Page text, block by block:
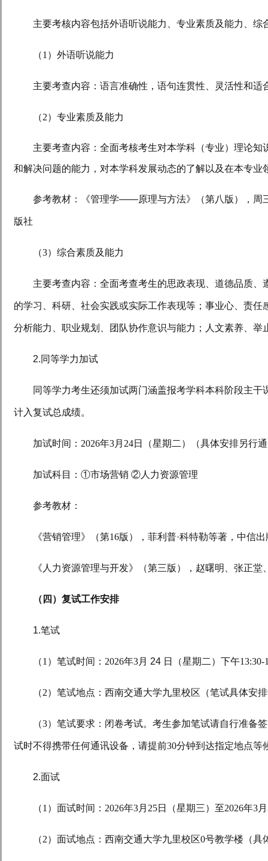
主要考核内容包括外语听说能力、专业素质及能力、综
（1 ）外语听说能力
主要考查内容：语言准确性，语句连贯性、灵活性和
（2）专业素质及能力
主要考查内容：全面考核考生对本学科（专业）理论
和解决问题的能力，对本学科发展动态的了解以及在本专业
参考教材：《管理学——原理与方法》（第八版），周
版社
（3）综合素质及能力
主要考查内容：全面考查考生的思政表现、道德品质
的学习、科研、社会实践或实际工作表现等；事业心、责
分析能力、职业规划、团队协作意识与能力；人文素养、举
2.同等学力加试
同等学力考生还须加试两门涵盖报考学科本科阶段主
计入复试总成绩。
加试时间： 2026年3月 24日（星期二）（具体安排另行
加试科目：①市场营销 ②人力资源管理
参考教材：
《营销管理》（第16版），菲利普·科特勒等著，中信
《人力资源管理与开发》（第三版），赵曙明、张正
（四）复试工作安排
1.笔试
（1 ）笔试时间： 2026年3月 24 日（星期二）下午13:30-
（2）笔试地点：西南交通大学九里校区（笔试具体安
（3）笔试要求：闭卷考试。考生参加笔试请自行准备
试时不得携带任何通讯设备，请提前30分钟到达指定地点等
2.面试
（1 ）面试时间： 2026年3月 25日（星期三）至2026年3月
（2）面试地点：西南交通大学九里校区0号教学楼（具